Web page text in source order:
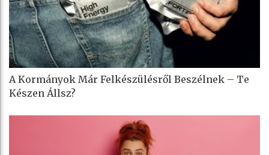
A Kormányok Már Felkészülésről Beszélnek – Te
Készen Állsz?